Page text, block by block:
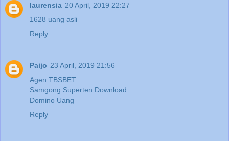
laurensia 20 April, 2019 22:27
1628 uang asli
Reply
Paijo 23 April, 2019 21:56
Agen TBSBET
Samgong Superten Download
Domino Uang
Reply